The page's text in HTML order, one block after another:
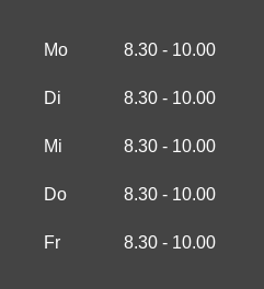
Mo 8.30 - 10.00
Di 8.30 - 10.00
Mi 8.30 - 10.00
Do 8.30 - 10.00
Fr 8.30 - 10.00